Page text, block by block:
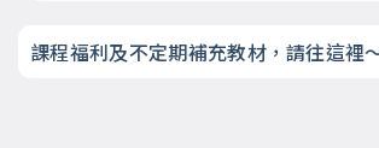
課程福利及不定期補充教材，請往這裡